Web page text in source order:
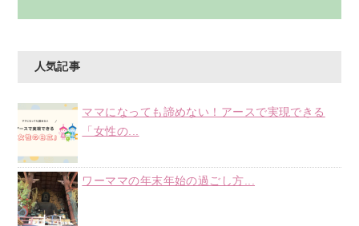
人気記事
ママになっても諦めない！アースで実現できる
「女性の...
ワーママの年末年始の過ごし方...